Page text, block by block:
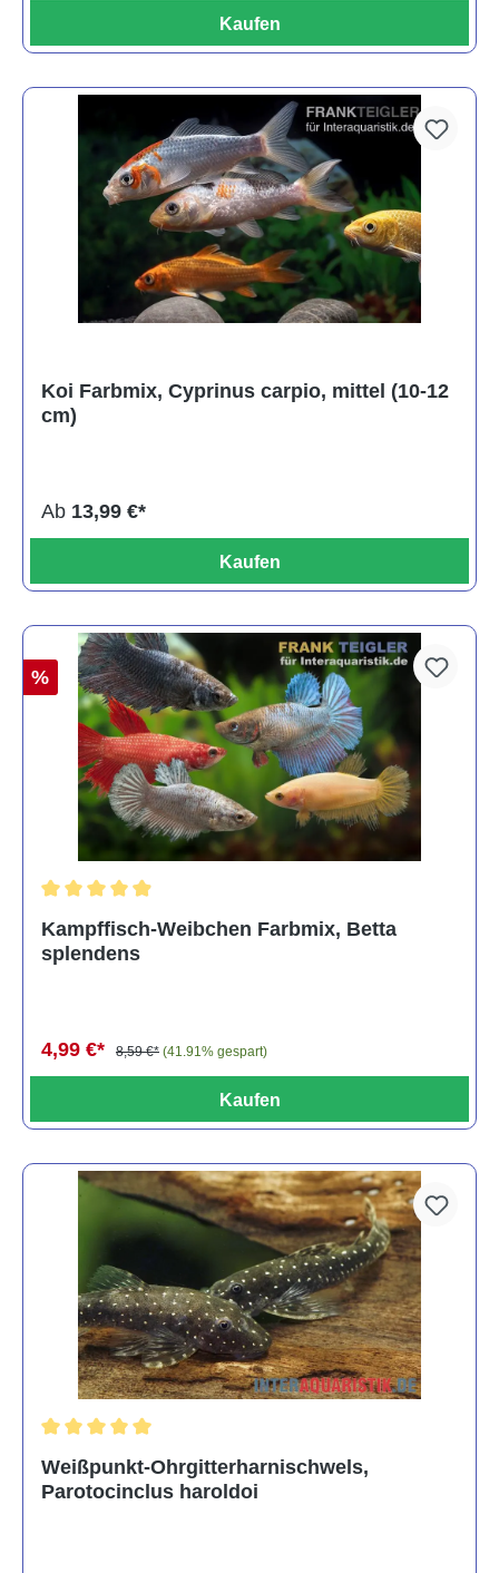
Kaufen
Koi Farbmix, Cyprinus carpio, mittel (10-12
cm)
Ab 13,99 €*
Kaufen
%
Kampffisch-Weibchen Farbmix, Betta
splendens
4,99 €* 8,59 €* (41.91% gespart)
Kaufen
Weißpunkt-Ohrgitterharnischwels,
Parotocinclus haroldoi